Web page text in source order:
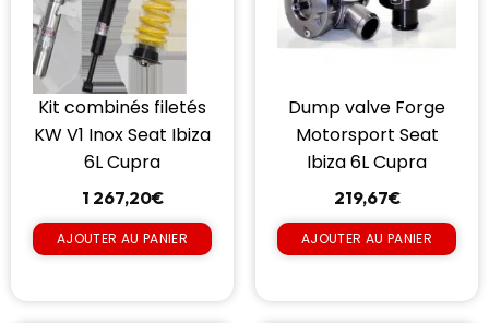
Kit combinés filetés
KW V1 Inox Seat Ibiza
6L Cupra
1 267,20€
AJOUTER AU PANIER
Dump valve Forge
Motorsport Seat
Ibiza 6L Cupra
219,67€
AJOUTER AU PANIER